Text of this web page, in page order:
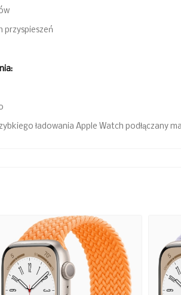
przyspieszeń
ładowania Apple Watch podłączany